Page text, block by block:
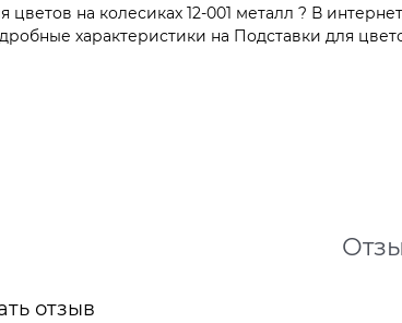
на колесиках 12-001 металл ? В
характеристики на Подставки для
отзыв